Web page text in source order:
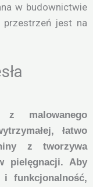
w budownictwie
przestrzeń jest na
z malowanego
łatwo
z tworzywa
pielęgnacji. Aby
funkcjonalność,